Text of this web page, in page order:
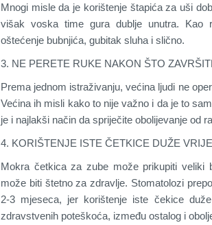
Mnogi misle da je korištenje štapića za uši
višak voska time gura dublje unutra. Kao
oštećenje bubnjića, gubitak sluha i slično.
3. NE PERETE RUKE NAKON ŠTO
Prema jednom istraživanju, većina ljudi ne
Većina ih misli kako to nije važno i da je to
je i najlakši način da spriječite obolijevanje od
4. KORIŠTENJE ISTE ČETKICE DUŽE
Mokra četkica za zube može prikupiti veliki
može biti štetno za zdravlje. Stomatolozi
2-3 mjeseca, jer korištenje iste čekice
zdravstvenih poteškoća, između ostalog i